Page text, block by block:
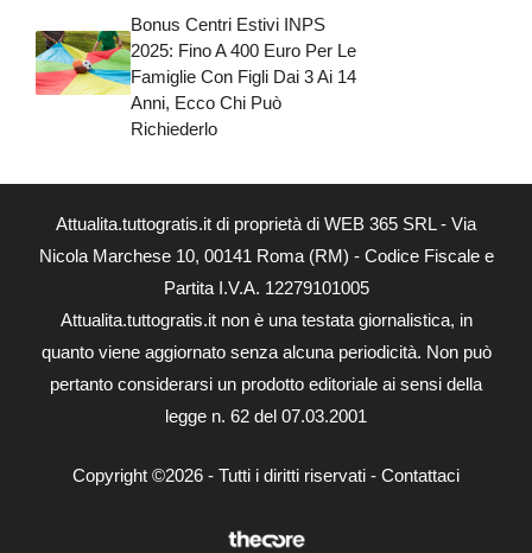
Bonus Centri Estivi INPS
2025: Fino A 400 Euro Per Le
Famiglie Con Figli Dai 3 Ai 14
Anni, Ecco Chi Può
Richiederlo
Attualita.tuttogratis.it di proprietà di WEB 365 SRL - Via
Nicola Marchese 10, 00141 Roma (RM) - Codice Fiscale e
Partita I.V.A. 12279101005
Attualita.tuttogratis.it non è una testata giornalistica, in
quanto viene aggiornato senza alcuna periodicità. Non può
pertanto considerarsi un prodotto editoriale ai sensi della
legge n. 62 del 07.03.2001
Copyright ©2026 - Tutti i diritti riservati - Contattaci